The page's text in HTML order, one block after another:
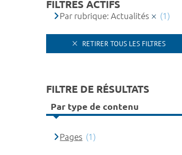
FILTRES ACTIFS
Par rubrique: Actualités (1)
RETIRER TOUS LES FILTRES
FILTRE DE RÉSULTATS
Par type de contenu
Pages (1)